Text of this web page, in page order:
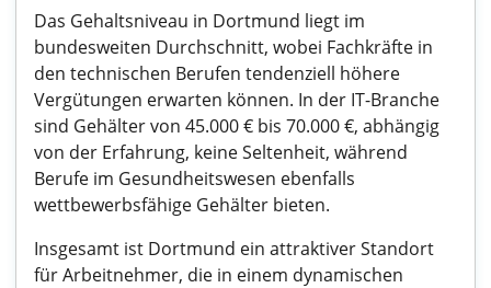
Das Gehaltsniveau in Dortmund liegt im
bundesweiten Durchschnitt, wobei Fachkräfte in
den technischen Berufen tendenziell höhere
Vergütungen erwarten können. In der IT-Branche
sind Gehälter von 45.000 € bis 70.000 €, abhängig
von der Erfahrung, keine Seltenheit, während
Berufe im Gesundheitswesen ebenfalls
wettbewerbsfähige Gehälter bieten.
Insgesamt ist Dortmund ein attraktiver Standort
für Arbeitnehmer, die in einem dynamischen